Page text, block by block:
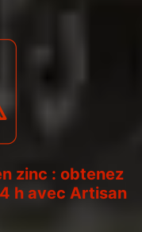
zinc : obtenez
h avec Artisan